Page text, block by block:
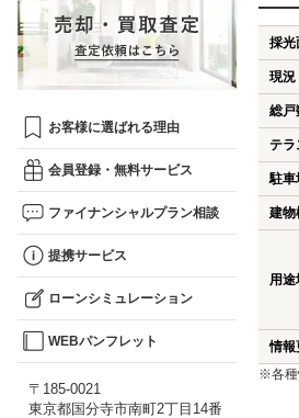
採光
現況
総戸
テラ
駐車
建物
用途
情報
※各種
お客様に選ばれる理由
会員登録・無料サービス
ファイナンシャルプラン相談
提携サービス
ローンシミュレーション
WEBパンフレット
〒185-0021
東京都国分寺市南町2丁目14番